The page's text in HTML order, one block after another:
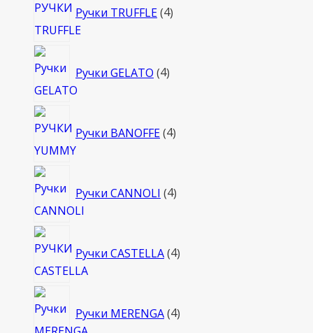
Ручки TRUFFLE 4товара
Ручки GELATO 4товара
Ручки BANOFFE 4товара
Ручки CANNOLI 4товара
Ручки CASTELLA 4товара
Ручки MERENGA 4товара